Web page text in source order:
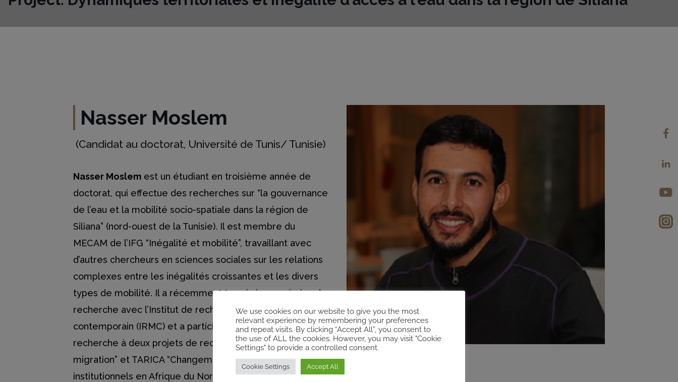
Nasser Moslem
(Candidat au doctorat, Université de Tunis/ Tunisie)
Nasser Moslem est un étudiant en troisième année de
doctorat, qui effectue des recherches sur “la gouvernance
de l’eau et la mobilité socio-spatiale dans la région de
Siliana” (nord-ouest de la Tunisie). Il est membre du
MECAM de l’IFG “Inégalité et mobilité”, travaillant avec
d’autres chercheurs en sciences sociales sur les relations
complexes entre les inégalités croissantes et les divers
types de mobilité. Il a récemment terminé une mission de
recherche avec l’Institut de recherche sur le Maghreb
contemporain (IRMC) et a participé en tant qu’assistant de
recherche à deux projets de recherche, à savoir “ProGreS
migration” et TARICA “Changements politiques et socio-
institutionnels en Afrique du Nord”. Il a terminé son master
We use cookies on our website to give you the most
relevant experience by remembering your preferences
and repeat visits. By clicking “Accept All”, you consent to
the use of ALL the cookies. However, you may visit "Cookie
Settings" to provide a controlled consent.
Cookie Settings Accept All